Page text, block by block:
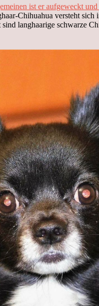
ist er aufgeweckt
Chihuahua versteht
langhaarige